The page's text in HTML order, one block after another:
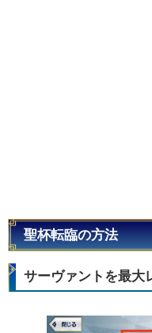
聖杯転臨の方法
サーヴァントを最大